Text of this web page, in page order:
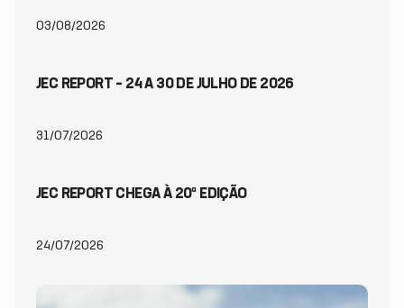
03/08/2026
JEC REPORT – 24 A 30 DE JULHO DE 2026
31/07/2026
JEC REPORT CHEGA À 20ª EDIÇÃO
24/07/2026